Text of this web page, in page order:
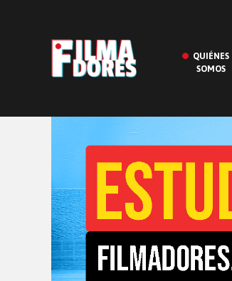
QUIÉNES
SOMOS